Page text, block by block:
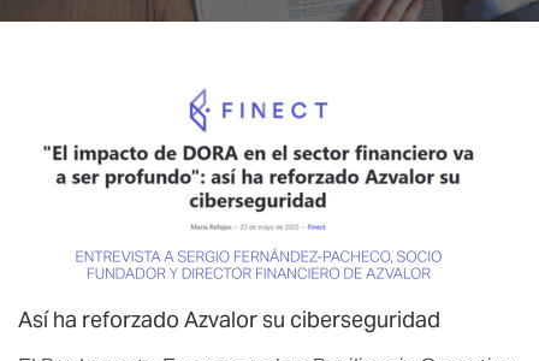
Así ha reforzado Azvalor su ciberseguridad